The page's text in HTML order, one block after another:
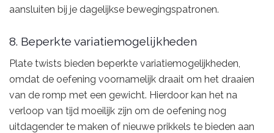
aansluiten bij je dagelijkse bewegingspatronen.
8. Beperkte variatiemogelijkheden
Plate twists bieden beperkte variatiemogelijkheden,
omdat de oefening voornamelijk draait om het draaien
van de romp met een gewicht. Hierdoor kan het na
verloop van tijd moeilijk zijn om de oefening nog
uitdagender te maken of nieuwe prikkels te bieden aan